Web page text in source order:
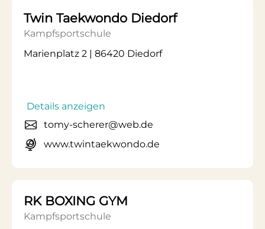
Twin Taekwondo Diedorf
Kampfsportschule
Marienplatz 2 | 86420 Diedorf
Details anzeigen
tomy-scherer@web.de
www.twintaekwondo.de
RK BOXING GYM
Kampfsportschule